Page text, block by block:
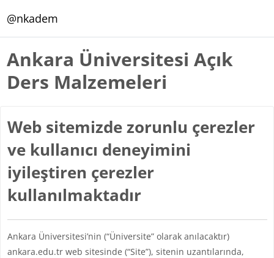
@nkadem
Ankara Üniversitesi Açık
Ders Malzemeleri
Web sitemizde zorunlu çerezler
ve kullanıcı deneyimini
iyileştiren çerezler
kullanılmaktadır
Ankara Üniversitesi’nin (“Üniversite” olarak anılacaktır)
ankara.edu.tr web sitesinde (“Site”), sitenin uzantılarında,